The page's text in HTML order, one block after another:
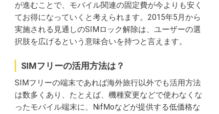
が進むことで、モバイル関連の固定費が今よりも安く
てお得になっていくと考えられます。2015年5月から
実施される見通しのSIMロック解除は、ユーザーの選
択肢を広げるという意味合いを持つと言えます。
SIMフリーの活用方法は？
SIMフリーの端末であれば海外旅行以外でも活用方法
は数多くあり、たとえば、機種変更などで使わなくな
ったモバイル端末に、NifMoなどが提供する低価格な